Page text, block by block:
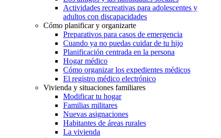
Actividades recreativas para adolescentes y
adultos con discapacidades
Cómo planificar y organizarte
Preparativos para casos de emergencia
Cuando ya no puedas cuidar de tu hijo
Planificación centrada en la persona
Hogar médico
Cómo organizar los expedientes médicos
El registro médico electrónico
Vivienda y situaciones familiares
Modificar tu hogar
Familias militares
Nuevas asignaciones
Habitantes de áreas rurales
La vivienda